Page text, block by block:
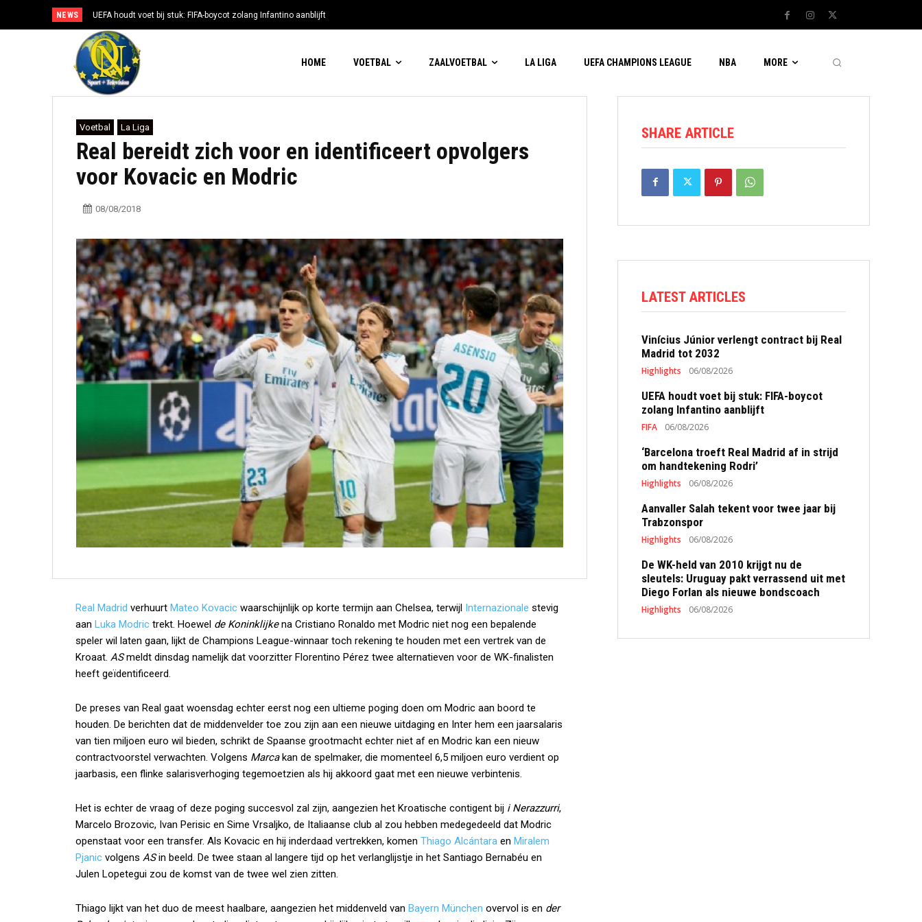
NEWS UEFA houdt voet bij stuk: FIFA-boycot zolang Infantino aanblijft
HOME VOETBAL ZAALVOETBAL LA LIGA UEFA CHAMPIONS LEAGUE NBA MORE
Voetbal La Liga
Real bereidt zich voor en identificeert opvolgers
voor Kovacic en Modric
08/08/2018
Real Madrid verhuurt Mateo Kovacic waarschijnlijk op korte termijn aan Chelsea, terwijl Internazionale stevig
aan Luka Modric trekt. Hoewel de Koninklijkena Cristiano Ronaldo met Modric niet nog een bepalende
speler wil laten gaan, lijkt de Champions League-winnaar toch rekening te houden met een vertrek van de
Kroaat. ASmeldt dinsdag namelijk dat voorzitter Florentino Pérez twee alternatieven voor de WK-finalisten
heeft geïdentificeerd.
De preses van Real gaat woensdag echter eerst nog een ultieme poging doen om Modric aan boord te
houden. De berichten dat de middenvelder toe zou zijn aan een nieuwe uitdaging en Inter hem een jaarsalaris
van tien miljoen euro wil bieden, schrikt de Spaanse grootmacht echter niet af en Modric kan een nieuw
contractvoorstel verwachten. Volgens Marcakan de spelmaker, die momenteel 6,5 miljoen euro verdient op
jaarbasis, een flinke salarisverhoging tegemoetzien als hij akkoord gaat met een nieuwe verbintenis.
Het is echter de vraag of deze poging succesvol zal zijn, aangezien het Kroatische contigent bij i Nerazzurri,
Marcelo Brozovic, Ivan Perisic en Sime Vrsaljko, de Italiaanse club al zou hebben medegedeeld dat Modric
openstaat voor een transfer. Als Kovacic en hij inderdaad vertrekken, komen Thiago Alcántara en Miralem
Pjanic volgens ASin beeld. De twee staan al langere tijd op het verlanglijstje in het Santiago Bernabéu en
Julen Lopetegui zou de komst van de twee wel zien zitten.
Thiago lijkt van het duo de meest haalbare, aangezien het middenveld van Bayern München overvol is en der
SHARE ARTICLE
LATEST ARTICLES
Vinícius Júnior verlengt contract bij Real
Madrid tot 2032
Highlights 06/08/2026
UEFA houdt voet bij stuk: FIFA-boycot
zolang Infantino aanblijft
FIFA 06/08/2026
‘Barcelona troeft Real Madrid af in strijd
om handtekening Rodri’
Highlights 06/08/2026
Aanvaller Salah tekent voor twee jaar bij
Trabzonspor
Highlights 06/08/2026
De WK-held van 2010 krijgt nu de
sleutels: Uruguay pakt verrassend uit met
Diego Forlan als nieuwe bondscoach
Highlights 06/08/2026